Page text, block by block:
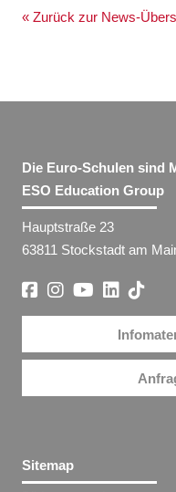
« Zurück zur News-
Die Euro-Schulen sind
ESO Education Group
Hauptstraße 23
63811 Stockstadt am
Sitemap